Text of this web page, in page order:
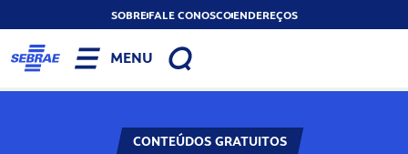
SOBREFALE CONOSCOENDEREÇOS
MENU
CONTEÚDOS GRATUITOS